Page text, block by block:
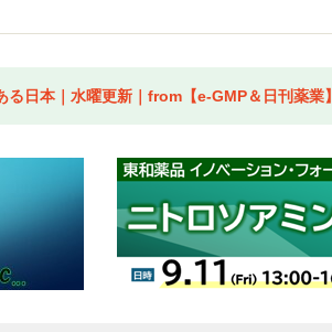
る日本｜水曜更新｜from【e-GMP＆日刊薬業】